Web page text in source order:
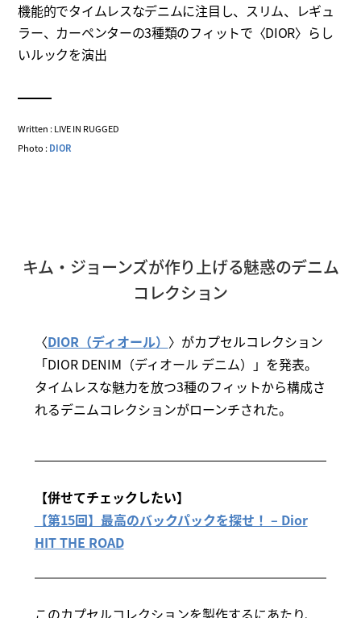
機能的でタイムレスなデニムに注目し、スリム、レギュ
ラー、カーペンターの3種類のフィットで〈DIOR〉らし
いルックを演出
Written : LIVE IN RUGGED
Photo :DIOR
キム・ジョーンズが作り上げる魅惑のデニム
コレクション
〈DIOR（ディオール） 〉がカプセルコレクション
「DIOR DENIM（ディオール デニム）」を発表。
タイムレスな魅力を放つ3種のフィットから構成さ
れるデニムコレクションがローンチされた。
【併せてチェックしたい】
【第15回】最高のバックパックを探せ！ – Dior
HIT THE ROAD